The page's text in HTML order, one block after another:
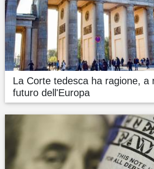
La Corte tedesca ha ragione, a
futuro dell'Europa